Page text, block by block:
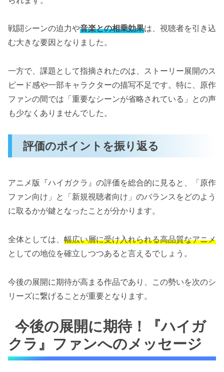
戦闘シーンの迫力や音楽との相乗効果は、視聴者を引き込
む大きな要因となりました。
一方で、課題として指摘されたのは、ストーリー展開のス
ピード感や一部キャラクターの描写不足です。特に、原作
ファンの間では「重要なシーンが省略されている」との声
も少なくありませんでした。
評価のポイントを振り返る
アニメ版『ハイガクラ』の評価を総合的に見ると、「原作
ファン向け」と「新規視聴者向け」のバランスをどのよう
に取るかが鍵となったことが分かります。
全体としては、 幅広い層に受け入れられる高品質なアニメ
としての地位を確立しつつあると言えるでしょう。
今後の展開に期待が高まる作品であり、この勢いを次のシ
リーズに繋げることが重要となります。
今後の展開に期待！『ハイガ
クラ』ファンへのメッセージ